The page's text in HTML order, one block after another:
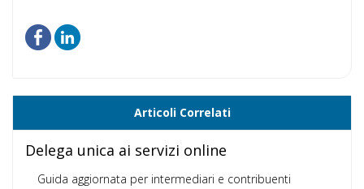
Articoli Correlati
Delega unica ai servizi online
Guida aggiornata per intermediari e contribuenti